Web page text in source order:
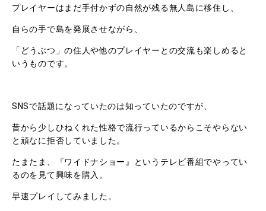
プレイヤーはまだ手付かずの自然が残る無人島に移住し、
自らの手で島を発展させながら、
「どうぶつ」の住人や他のプレイヤーとの交流も楽しめると
いうものです。
SNSで話題になっていたのは知っていたのですが、
昔から少しひねくれた性格で流行っているからこそやらない
と頑なに拒否していました。
たまたま、『ワイドナショー』というテレビ番組でやってい
るのを見て興味を購入。
早速プレイしてみました。